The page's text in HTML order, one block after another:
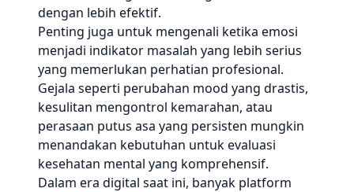
dengan lebih efektif.
Penting juga untuk mengenali ketika emosi
menjadi indikator masalah yang lebih serius
yang memerlukan perhatian profesional.
Gejala seperti perubahan mood yang drastis,
kesulitan mengontrol kemarahan, atau
perasaan putus asa yang persisten mungkin
menandakan kebutuhan untuk evaluasi
kesehatan mental yang komprehensif.
Dalam era digital saat ini, banyak platform